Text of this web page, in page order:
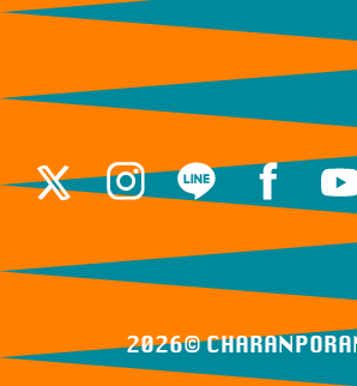
ナ
ビ
ゲ
ー
ョ
ン 2026©